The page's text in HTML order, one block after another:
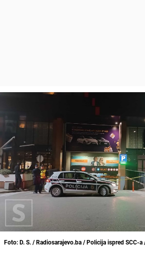
Foto: D. S. / Radiosarajevo.ba / Policija ispred SCC-a